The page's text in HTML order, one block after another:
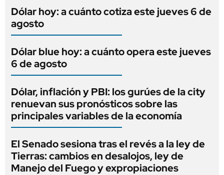
Dólar hoy: a cuánto cotiza este jueves 6 de
agosto
Dólar blue hoy: a cuánto opera este jueves
6 de agosto
Dólar, inflación y PBI: los gurúes de la city
renuevan sus pronósticos sobre las
principales variables de la economía
El Senado sesiona tras el revés a la ley de
Tierras: cambios en desalojos, ley de
Manejo del Fuego y expropiaciones